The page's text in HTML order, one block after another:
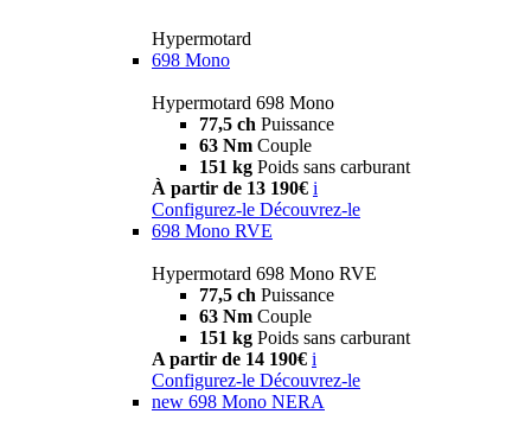
Hypermotard
698 Mono
Hypermotard 698 Mono
77,5 ch Puissance
63 Nm Couple
151 kg Poids sans carburant
À partir de 13 190€ i
Configurez-le Découvrez-le
698 Mono RVE
Hypermotard 698 Mono RVE
77,5 ch Puissance
63 Nm Couple
151 kg Poids sans carburant
A partir de 14 190€ i
Configurez-le Découvrez-le
new 698 Mono NERA